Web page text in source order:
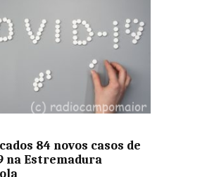
84 novos casos de
na Estremadura